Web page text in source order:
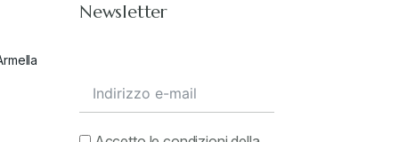
Stampa 2023
valore in dogana +
Newsletter